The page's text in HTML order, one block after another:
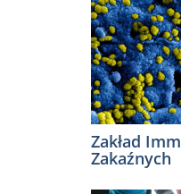
Zakład
Zakaźnych